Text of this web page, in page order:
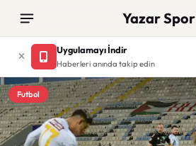
Yazar Spor
Uygulamayı İndir
Haberleri anında takip edin
Futbol